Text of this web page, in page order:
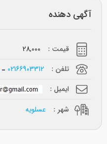
آگهی دهنده
قیمت :
28,000
تلفن :
02166903312
ایمیل :
شهر :
عسلویه